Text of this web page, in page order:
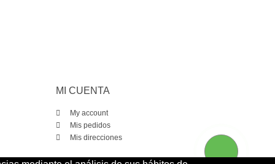
MI CUENTA
My account
Mis pedidos
Mis direcciones